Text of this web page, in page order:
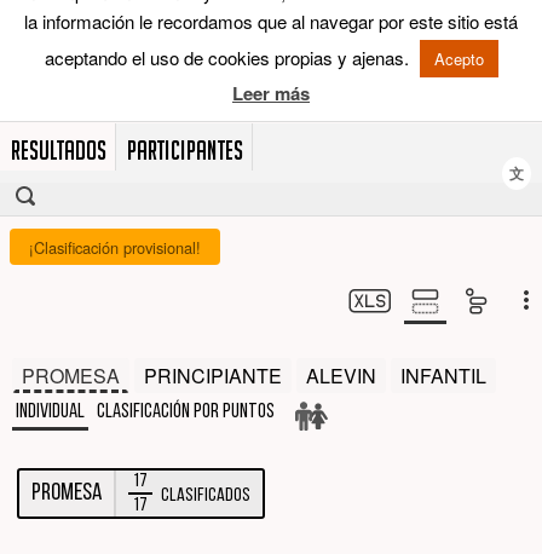
RESULTADOS PARTICIPANTES
文
¡Clasificación provisional!
PROMESA PRINCIPIANTE ALEVIN INFANTIL
Individual Clasificación por puntos
PROMESA
17
17
Clasificados